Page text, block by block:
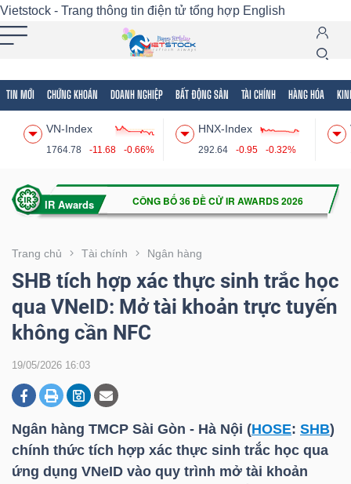
Vietstock - Trang thông tin điện tử tổng hợp English
TIN MỚI CHỨNG KHOÁN DOANH NGHIỆP BẤT ĐỘNG SẢN TÀI CHÍNH HÀNG HÓA
VN-Index
1764.78 -11.68 -0.66%
HNX-Index
292.64 -0.95 -0.32%
Trang chủ Tài chính Ngân hàng
SHB tích hợp xác thực sinh trắc học
qua VNeID: Mở tài khoản trực tuyến
không cần NFC
19/05/2026 16:03
Ngân hàng TMCP Sài Gòn - Hà Nội (HOSE: SHB)
chính thức tích hợp xác thực sinh trắc học qua
ứng dụng VNeID vào quy trình mở tài khoản
Tất cả Tính năng Ngành Mã chứng khoán
Tính
(-)
VIETSTOCK
CHỨNG
KHOÁN
DOANH
NGHIỆP